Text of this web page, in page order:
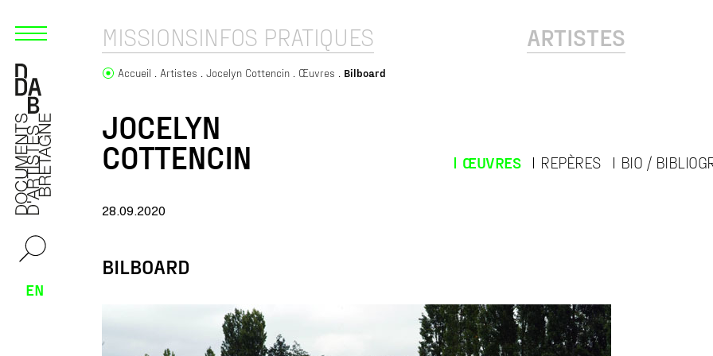
EN
MISSIONSINFOS PRATIQUES ARTISTES
Accueil Artistes Jocelyn Cottencin Œuvres Bilboard
JOCELYN
COTTENCIN ŒUVRES REPÈRES BIO /
28.09.2020
BILBOARD